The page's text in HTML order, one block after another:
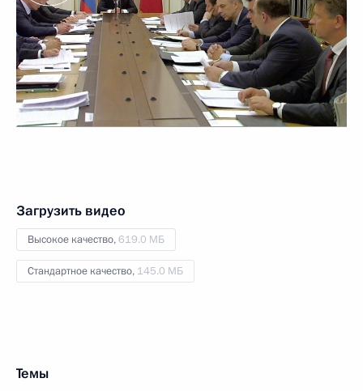
Загрузить видео
Высокое качество,619.0 МБ
Стандартное качество, 145.0 МБ
Темы